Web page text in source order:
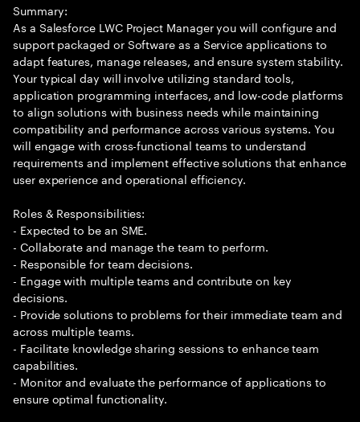
Summary:
As a Salesforce LWC Project Manager you will configure and
support packaged or Software as a Service applications to
adapt features, manage releases, and ensure system stability.
Your typical day will involve utilizing standard tools,
application programming interfaces, and low-code platforms
to align solutions with business needs while maintaining
compatibility and performance across various systems. You
will engage with cross-functional teams to understand
requirements and implement effective solutions that enhance
user experience and operational efficiency.
Roles & Responsibilities:
- Expected to be an SME.
- Collaborate and manage the team to perform.
- Responsible for team decisions.
- Engage with multiple teams and contribute on key
decisions.
- Provide solutions to problems for their immediate team and
across multiple teams.
- Facilitate knowledge sharing sessions to enhance team
capabilities.
- Monitor and evaluate the performance of applications to
ensure optimal functionality.